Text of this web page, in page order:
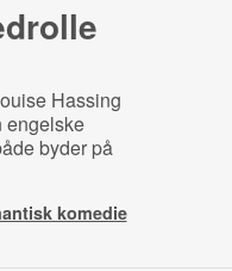
Hassing
engelske
byder på
komedie